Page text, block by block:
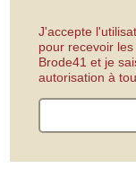
J'accepte
pour recevoir
Brode41 et je
autorisation à